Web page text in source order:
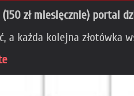
(150 zł miesięcznie) portal
a każda kolejna złotówka